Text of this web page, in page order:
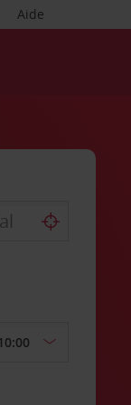
Aide